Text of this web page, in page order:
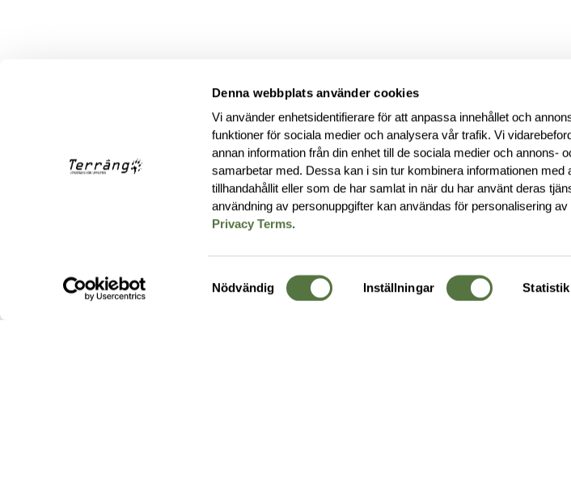
Denna webbplats använder cookies
Vi använder enhetsidentifierare för att anpassa innehållet och
funktioner för sociala medier och analysera vår trafik. Vi
annan information från din enhet till de sociala medier och annons-
samarbetar med. Dessa kan i sin tur kombinera informationen med
tillhandahållit eller som de har samlat in när du har använt deras
användning av personuppgifter kan användas för personalisering
Privacy Terms.
Samtyckesval
Nödvändig Inställningar Statistik